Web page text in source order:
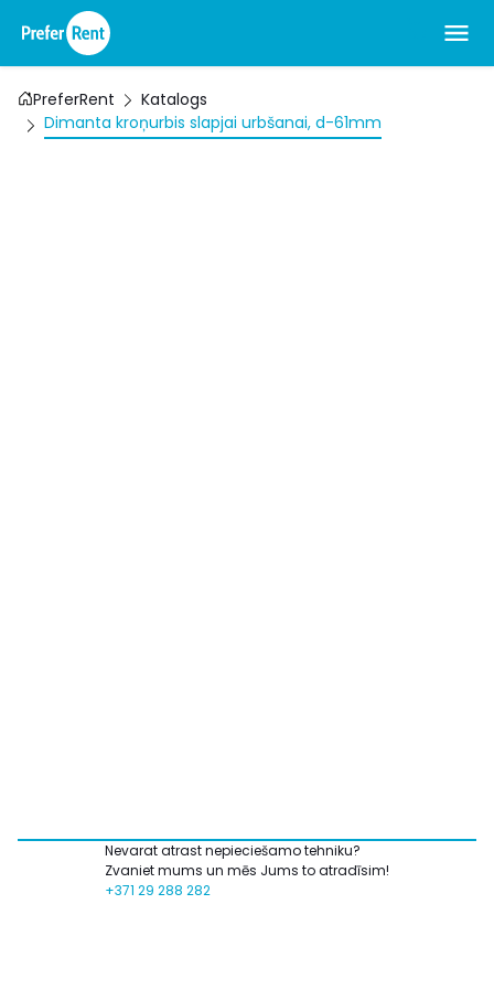
PreferRent
Katalogs
Dimanta kroņurbis slapjai urbšanai, d-61mm
Nevarat atrast nepieciešamo tehniku?
Zvaniet mums un mēs Jums to atradīsim!
+371 29 288 282